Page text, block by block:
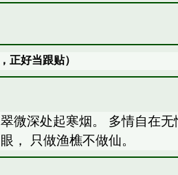
正好当跟贴）
微深处起寒烟。 多情自在
， 只做渔樵不做仙。